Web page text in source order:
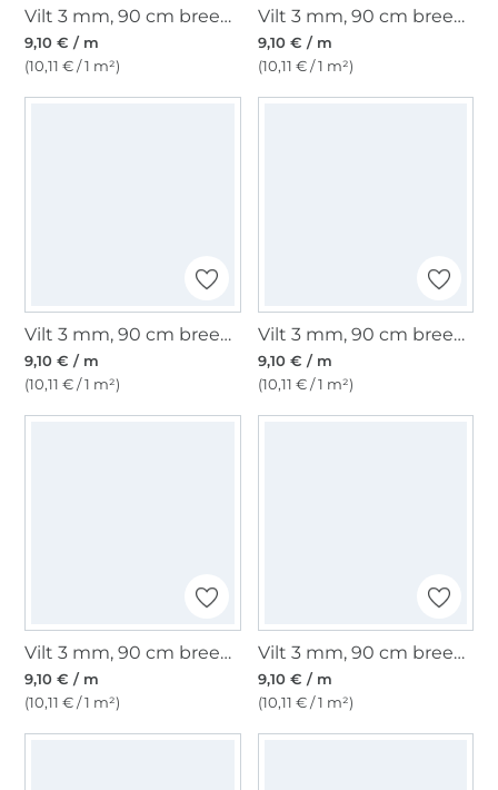
Vilt 3 mm, 90 cm breed, lichtgrijs gemêleerd
9,10 € / m
(10,11 € / 1 m²)
Vilt 3 mm, 90 cm breed, naturel
9,10 € / m
(10,11 € / 1 m²)
Vilt 3 mm, 90 cm breed, zwart
9,10 € / m
(10,11 € / 1 m²)
Vilt 3 mm, 90 cm breed, donkergroen
9,10 € / m
(10,11 € / 1 m²)
Vilt 3 mm, 90 cm breed, wit
9,10 € / m
(10,11 € / 1 m²)
Vilt 3 mm, 90 cm breed, bordeauxrood
9,10 € / m
(10,11 € / 1 m²)